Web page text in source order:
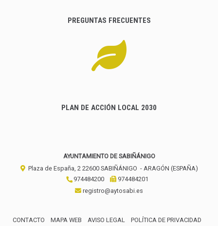
PREGUNTAS FRECUENTES
PLAN DE ACCIÓN LOCAL 2030
AYUNTAMIENTO DE SABIÑÁNIGO
Plaza de España, 2 22600 SABIÑÁNIGO - ARAGÓN (ESPAÑA)
974484200
974484201
registro@aytosabi.es
CONTACTO MAPA WEB AVISO LEGAL
POLÍTICA DE PRIVACIDAD